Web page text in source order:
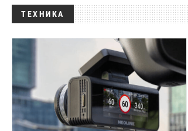
ТЕХНИКА